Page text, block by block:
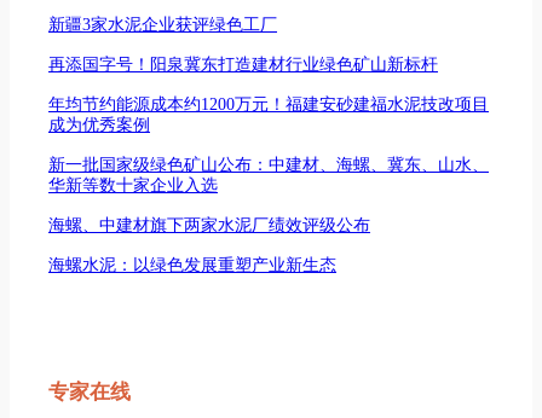
新疆3家水泥企业获评绿色工厂
再添国字号！阳泉冀东打造建材行业绿色矿山新标杆
年均节约能源成本约1200万元！福建安砂建福水泥技改项目
成为优秀案例
新一批国家级绿色矿山公布：中建材、海螺、冀东、山水、
华新等数十家企业入选
海螺、中建材旗下两家水泥厂绩效评级公布
海螺水泥：以绿色发展重塑产业新生态
专家在线